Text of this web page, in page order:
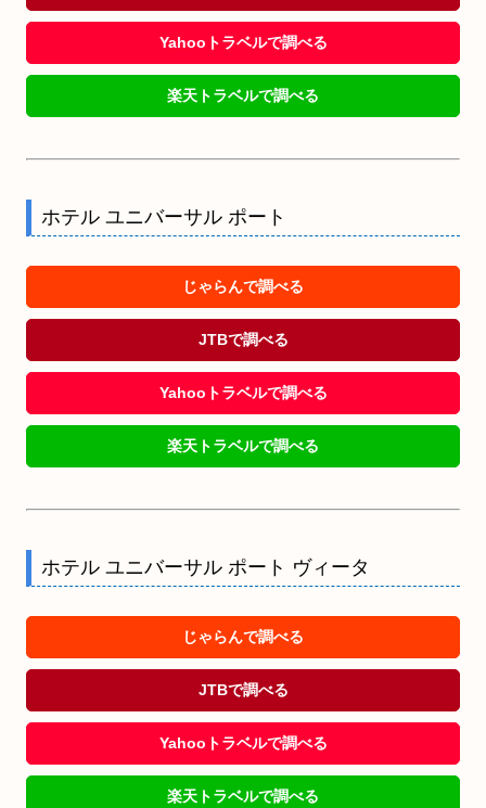
Yahooトラベルで調べる
楽天トラベルで調べる
ホテル ユニバーサル ポート
じゃらんで調べる
JTBで調べる
Yahooトラベルで調べる
楽天トラベルで調べる
ホテル ユニバーサル ポート ヴィータ
じゃらんで調べる
JTBで調べる
Yahooトラベルで調べる
楽天トラベルで調べる